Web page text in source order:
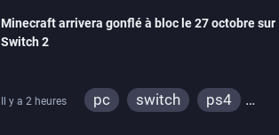
Minecraft arrivera gonflé à bloc le 27 octobre sur
Switch 2
Il y a 2 heures pc switch
ps4